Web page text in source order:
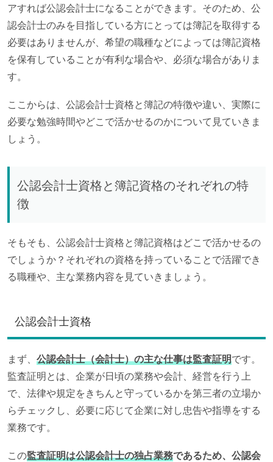
アすれば公認会計士になることができます。そのため、公
認会計士のみを目指している方にとっては簿記を取得する
必要はありませんが、希望の職種などによっては簿記資格
を保有していることが有利な場合や、必須な場合がありま
す。
ここからは、公認会計士資格と簿記の特徴や違い、実際に
必要な勉強時間やどこで活かせるのかについて見ていきま
しょう。
公認会計士資格と簿記資格のそれぞれの特
徴
そもそも、公認会計士資格と簿記資格はどこで活かせるの
でしょうか？それぞれの資格を持っていることで活躍でき
る職種や、主な業務内容を見ていきましょう。
公認会計士資格
まず、 公認会計士（会計士）の主な仕事は監査証明です。
監査証明とは、企業が日頃の業務や会計、経営を行う上
で、法律や規定をきちんと守っているかを第三者の立場か
らチェックし、必要に応じて企業に対し忠告や指導をする
業務です。
この監査証明は公認会計士の独占業務であるため、公認会